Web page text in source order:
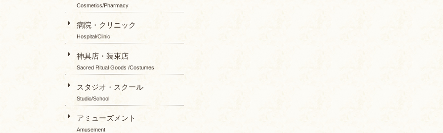
Cosmetics/Pharmacy
病院・クリニック
Hospital/Clinic
神具店・装束店
Sacred Ritual Goods /Costumes
スタジオ・スクール
Studio/School
アミューズメント
Amusement